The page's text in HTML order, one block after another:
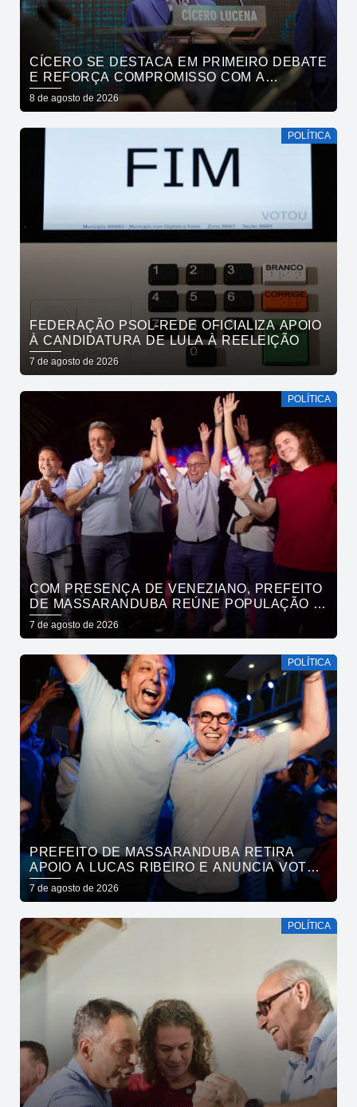
CÍCERO SE DESTACA EM PRIMEIRO DEBATE
E REFORÇA COMPROMISSO COM A
SEGURANÇA HÍDRICA DO ESTADO
8 de agosto de 2026
POLÍTICA
FEDERAÇÃO PSOL-REDE OFICIALIZA APOIO
À CANDIDATURA DE LULA À REELEIÇÃO
7 de agosto de 2026
POLÍTICA
COM PRESENÇA DE VENEZIANO, PREFEITO
DE MASSARANDUBA REÚNE POPULAÇÃO E
ANUNCIA APOIO A CÍCERO LUCENA
7 de agosto de 2026
POLÍTICA
PREFEITO DE MASSARANDUBA RETIRA
APOIO A LUCAS RIBEIRO E ANUNCIA VOTO
EM CÍCERO PARA O GOVERNO
7 de agosto de 2026
POLÍTICA